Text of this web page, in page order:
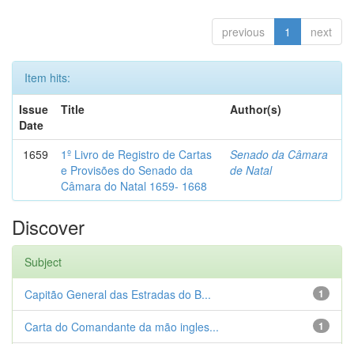
previous 1 next
Item hits:
Issue
Date
Title Author(s)
1659
1º Livro de Registro de Cartas
e Provisões do Senado da
Câmara do Natal 1659- 1668
Senado da Câmara
de Natal
Discover
Subject
1
Capitão General das Estradas do B...
1
Carta do Comandante da mão ingles...